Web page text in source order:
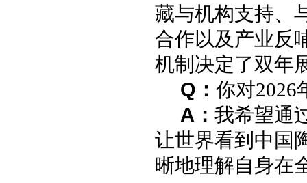
藏与机构支持、
合作以及产业反
机制决定了双年
Q：你对2026
A：我希望通
让世界看到中国
晰地理解自身在